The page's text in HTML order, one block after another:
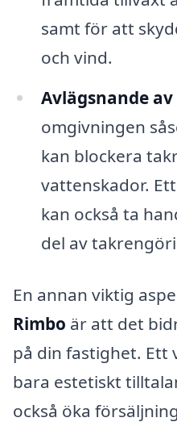
samt för att
och vind.
Avlägsnande
omgivningen
kan blockera
vattenskador.
kan också ta
del av
En annan viktig
Rimbo är att det
på din fastighet. Ett
bara estetiskt
också öka